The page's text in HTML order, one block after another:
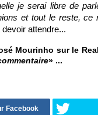
je serai libre de
et tout le reste, ce
attendre...
Mourinho sur le
» ...
Facebook